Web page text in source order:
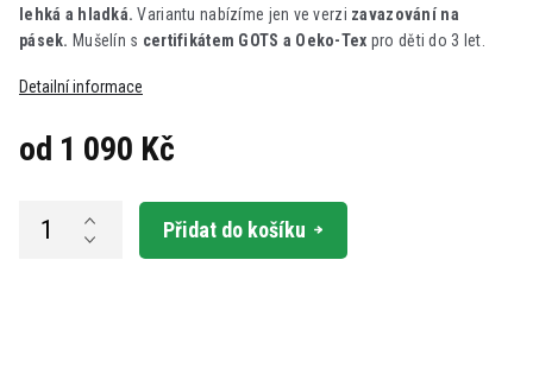
od 1 090 Kč
Přidat do košíku
lehká a hladká. Variantu nabízíme jen ve verzi zavazování na
pásek. Mušelín s certifikátem GOTS a Oeko-Tex pro děti do 3 let.
Detailní informace